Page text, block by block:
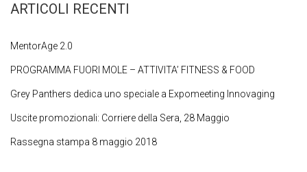
ARTICOLI RECENTI
MentorAge 2.0
PROGRAMMA FUORI MOLE – ATTIVITA’ FITNESS & FOOD
Grey Panthers dedica uno speciale a Expomeeting Innovaging
Uscite promozionali: Corriere della Sera, 28 Maggio
Rassegna stampa 8 maggio 2018